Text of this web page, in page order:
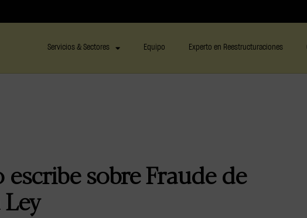
Servicios & Sectores Equipo Experto en Reestructuraciones
sobre Fraude de